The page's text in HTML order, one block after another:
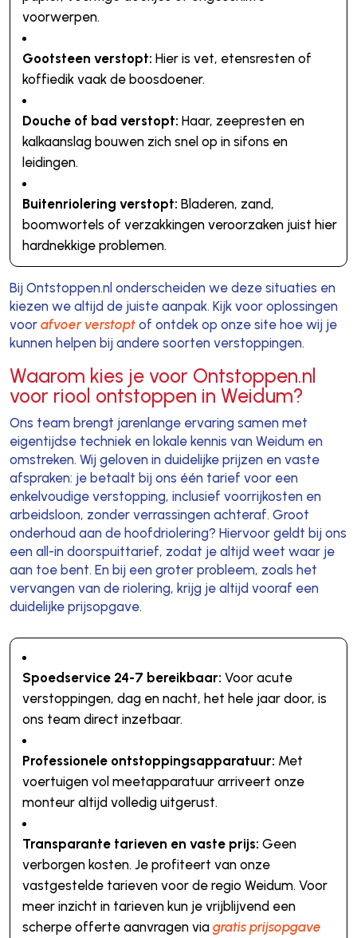
voorwerpen.
Gootsteen verstopt: Hier is vet, etensresten of
koffiedik vaak de boosdoener.
Douche of bad verstopt: Haar, zeepresten en
kalkaanslag bouwen zich snel op in sifons en
leidingen.
Buitenriolering verstopt: Bladeren, zand,
boomwortels of verzakkingen veroorzaken juist hier
hardnekkige problemen.
Bij Ontstoppen.nl onderscheiden we deze situaties en
kiezen we altijd de juiste aanpak. Kijk voor oplossingen
voor afvoer verstoptof ontdek op onze site hoe wij je
kunnen helpen bij andere soorten verstoppingen.
Waarom kies je voor Ontstoppen.nl
voor riool ontstoppen in Weidum?
Ons team brengt jarenlange ervaring samen met
eigentijdse techniek en lokale kennis van Weidum en
omstreken. Wij geloven in duidelijke prijzen en vaste
afspraken: je betaalt bij ons één tarief voor een
enkelvoudige verstopping, inclusief voorrijkosten en
arbeidsloon, zonder verrassingen achteraf. Groot
onderhoud aan de hoofdriolering? Hiervoor geldt bij ons
een all-in doorspuittarief, zodat je altijd weet waar je
aan toe bent. En bij een groter probleem, zoals het
vervangen van de riolering, krijg je altijd vooraf een
duidelijke prijsopgave.
Spoedservice 24-7 bereikbaar: Voor acute
verstoppingen, dag en nacht, het hele jaar door, is
ons team direct inzetbaar.
Professionele ontstoppingsapparatuur: Met
voertuigen vol meetapparatuur arriveert onze
monteur altijd volledig uitgerust.
Transparante tarieven en vaste prijs: Geen
verborgen kosten. Je profiteert van onze
vastgestelde tarieven voor de regio Weidum. Voor
meer inzicht in tarieven kun je vrijblijvend een
scherpe offerte aanvragen via gratis prijsopgave